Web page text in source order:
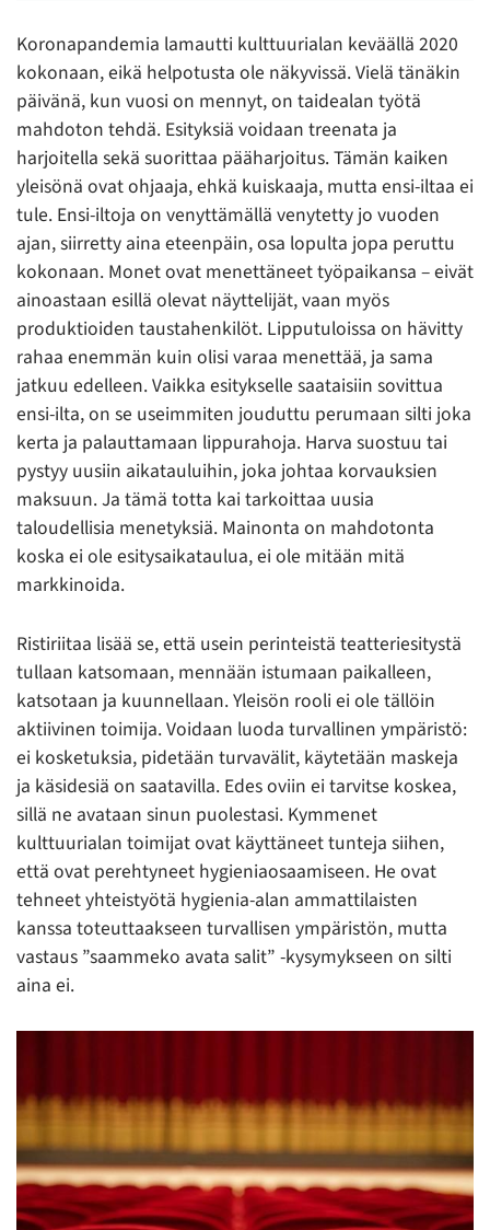
Koronapandemia lamautti kulttuurialan keväällä 2020
kokonaan, eikä helpotusta ole näkyvissä. Vielä tänäkin
päivänä, kun vuosi on mennyt, on taidealan työtä
mahdoton tehdä. Esityksiä voidaan treenata ja
harjoitella sekä suorittaa pääharjoitus. Tämän kaiken
yleisönä ovat ohjaaja, ehkä kuiskaaja, mutta ensi-iltaa ei
tule. Ensi-iltoja on venyttämällä venytetty jo vuoden
ajan, siirretty aina eteenpäin, osa lopulta jopa peruttu
kokonaan. Monet ovat menettäneet työpaikansa – eivät
ainoastaan esillä olevat näyttelijät, vaan myös
produktioiden taustahenkilöt. Lipputuloissa on hävitty
rahaa enemmän kuin olisi varaa menettää, ja sama
jatkuu edelleen. Vaikka esitykselle saataisiin sovittua
ensi-ilta, on se useimmiten jouduttu perumaan silti joka
kerta ja palauttamaan lippurahoja. Harva suostuu tai
pystyy uusiin aikatauluihin, joka johtaa korvauksien
maksuun. Ja tämä totta kai tarkoittaa uusia
taloudellisia menetyksiä. Mainonta on mahdotonta
koska ei ole esitysaikataulua, ei ole mitään mitä
markkinoida.
Ristiriitaa lisää se, että usein perinteistä teatteriesitystä
tullaan katsomaan, mennään istumaan paikalleen,
katsotaan ja kuunnellaan. Yleisön rooli ei ole tällöin
aktiivinen toimija. Voidaan luoda turvallinen ympäristö:
ei kosketuksia, pidetään turvavälit, käytetään maskeja
ja käsidesiä on saatavilla. Edes oviin ei tarvitse koskea,
sillä ne avataan sinun puolestasi. Kymmenet
kulttuurialan toimijat ovat käyttäneet tunteja siihen,
että ovat perehtyneet hygieniaosaamiseen. He ovat
tehneet yhteistyötä hygienia-alan ammattilaisten
kanssa toteuttaakseen turvallisen ympäristön, mutta
vastaus ”saammeko avata salit” -kysymykseen on silti
aina ei.